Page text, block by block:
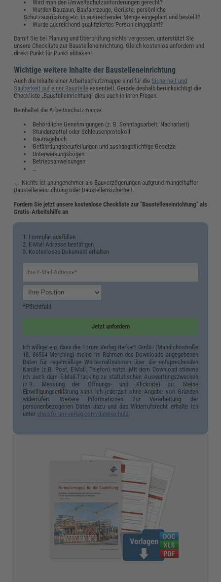
Wird man den Umweltschutzanforderungen gerecht?
Wurden Bauzaun, Baufahrzeuge, Gerüste, persönliche
Schutzausrüstung etc. in ausreichender Menge eingeplant und bestellt?
Wurde ausreichend qualifiziertes Person eingeplant?
Damit Sie bei Planung und Überprüfung nichts vergessen, unterstützt Sie
unsere Checkliste zur Baustelleneinrichtung. Gleich kostenlos anfordern und
direkt Punkt für Punkt abhaken!
Wichtige weitere Inhalte der Baustelleneinrichtung
Auch die Inhalte einer Arbeitsschutzmappe sind für dieSicherheit und
Sauberkeit auf einer Baustelle essentiell. Gerade deshalb berücksichtigt die
Checkliste „Baustelleinrichtung“ dies auch in ihren Fragen.
Beinhaltet die Arbeitsschutzmappe:
Behördliche Genehmigungen (z. B. Sonntagsarbeit, Nacharbeit)
Stundenzettel oder Schleusenprotokoll
Bautragebuch
Gefährdungsbeurteilungen und aushangpflichtige Gesetze
Unterweisungsbögen
Betriebsanweisungen
…
→ Nichts ist unangenehmer als Bauverzögerungen aufgrund mangelhafter
Baustelleneinrichtung oder Baustellensicherheit.
Fordern Sie jetzt unsere kostenlose Checkliste zur "Baustelleneinrichtung" als
Gratis-Arbeitshilfe an
1. Formular ausfüllen
2. E-Mail-Adresse bestätigen
3. Kostenloses Dokument erhalten
*Pflichtfeld
Jetzt anfordern
Ich willige ein, dass die Forum Verlag Herkert GmbH (Mandichostraße
18, 86504 Merching) meine im Rahmen des Downloads angegebenen
Daten für regelmäßige Werbemaßnahmen über die entsprechenden
Kanäle (z.B. Post, E-Mail, Telefon) nutzt. Mit dem Download stimme
ich auch dem E-Mail-Tracking zu statistischen Auswertungszwecken
(z.B. Messung der Öffnungs- und Klickrate) zu. Meine
Einwilligungserklärung kann ich jederzeit ohne Angabe von Gründen
widerrufen. Weitere Informationen zur Verarbeitung der
personenbezogenen Daten dazu und das Widerrufsrecht erhalte ich
unter shop.forum-verlag.com/datenschutz